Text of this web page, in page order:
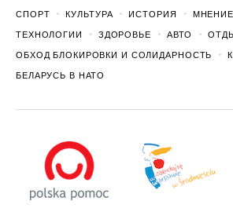
СПОРТ КУЛЬТУРА ИСТОРИЯ МНЕНИЕ
ТЕХНОЛОГИИ ЗДОРОВЬЕ АВТО
ОБХОД БЛОКИРОВКИ И СОЛИДАРНОСТЬ
БЕЛАРУСЬ В НАТО